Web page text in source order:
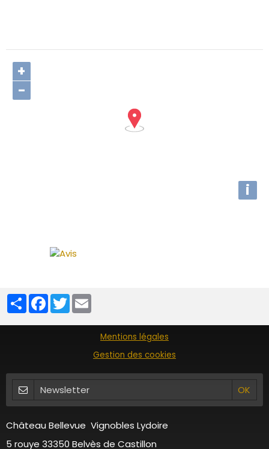
+
−
i
PartagerFacebook
Twitter
Mentions légales
Gestion des cookies
Château Bellevue Vignobles Lydoire
5 rouye 33350 Belvès de Castillon